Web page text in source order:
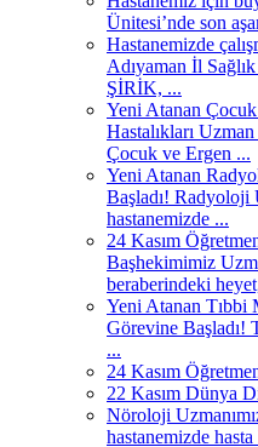
Ünitesi’nde son
Hastanemizde
Adıyaman İl
ŞİRİK, ...
Yeni Atanan
Hastalıkları
Çocuk ve Ergen ...
Yeni Atanan
Başladı! Radyoloji
hastanemizde ...
24 Kasım
Başhekimimiz
beraberindeki
Yeni Atanan
Görevine Başladı!
...
24 Kasım
22 Kasım Dünya
Nöroloji
hastanemizde